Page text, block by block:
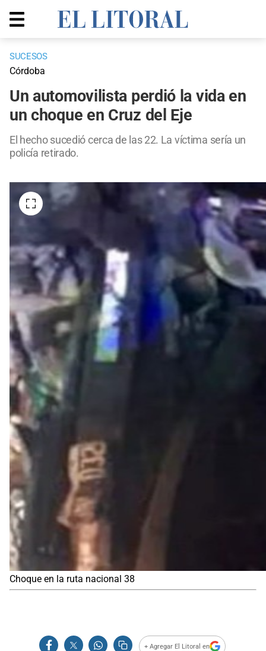
SUCESOS
Córdoba
Un automovilista perdió la vida en
un choque en Cruz del Eje
El hecho sucedió cerca de las 22. La víctima sería un
policía retirado.
Choque en la ruta nacional 38
+ Agregar El Litoral en